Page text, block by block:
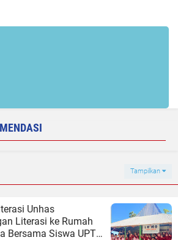
Tampilkan
Unhas
Literasi ke Rumah
Bersama Siswa UPT